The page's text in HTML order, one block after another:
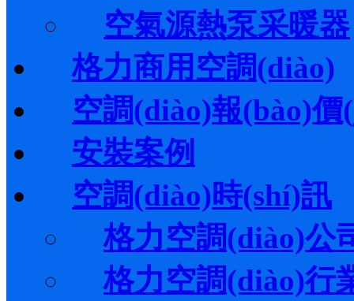
空氣源熱泵采暖器
格力商用空調(diào)
空調(diào)報(bào)
安裝案例
空調(diào)時(shí)訊
格力空調(diào)公
格力空調(diào)行